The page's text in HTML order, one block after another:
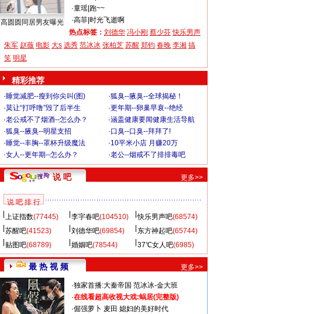
高圆圆同居男友曝光
·童瑶| 跑~~
·高菲| 时光飞逝啊
热点标签： 刘德华 冯小刚 蔡少芬 快乐男声
朱军 赵薇 电影 大s 选秀 范冰冰 张柏芝 苏醒 郑钧 春晚 李湘 搞
笑 明星
精彩推荐
·睡觉减肥--瘦到你尖叫(图) ·狐臭--腋臭--全球揭秘！
·莫让“打呼噜”毁了后半生 ·更年期--卵巢早衰--绝经
·老公戒不了烟酒--怎么办？ ·涵盖健康要闻健康生活导航
·狐臭--腋臭--明星支招 ·口臭--口臭--拜拜了!
·睡觉--丰胸--罩杯升级魔法 ·10平米小店 月赚20万
·女人--更年期--怎么办？ ·老公--烟戒不了排排毒吧
说 吧 更多>>
说 吧 排 行
上证指数(77445) 李宇春吧(104510) 快乐男声吧(68574)
苏醒吧(41523) 刘德华吧(69854) 东方神起吧(65744)
贴图吧(68789) 婚姻吧(78544) 37℃女人吧(6985)
最 热 视 频 更多>>
·独家首播:大秦帝国 范冰冰-金大班
·在线看超高收视大戏:蜗居(完整版)
·倔强萝卜 麦田 媳妇的美好时代